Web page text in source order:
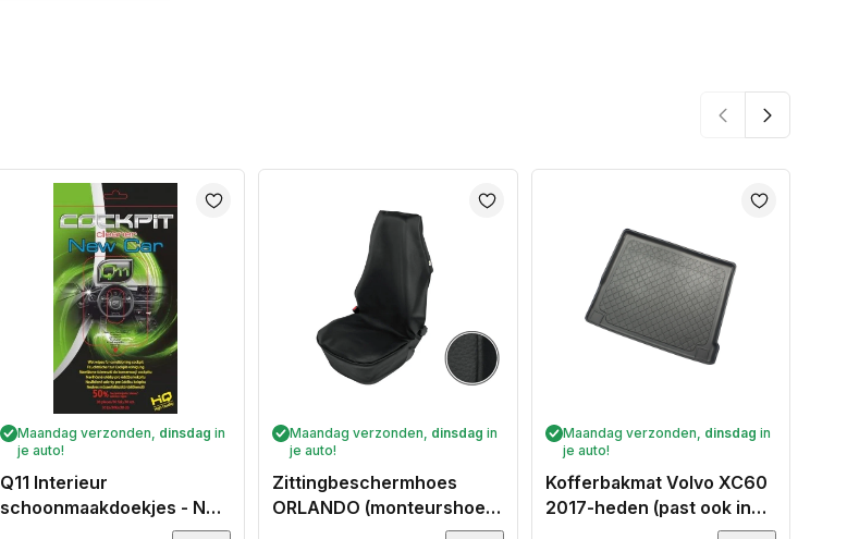
Maandag verzonden, dinsdag in
je auto!
Q11 Interieur
schoonmaakdoekjes - New
Maandag verzonden, dinsdag in
je auto!
Zittingbeschermhoes
ORLANDO (monteurshoes)
Maandag verzonden, dinsdag in
je auto!
Kofferbakmat Volvo XC60
2017-heden (past ook in
Plug-in hybrid) - Guardliner